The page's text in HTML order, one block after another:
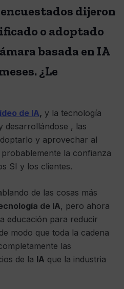
encuestados dijeron
o adoptado
basada en IA
¿Le
de IA, y la tecnología
desarrollándose , las
y aprovechar al
la confianza
SI y los clientes.
de las cosas más
de IA, pero ahora
educación para reducir
modo que toda la cadena
las
de la IA que la industria